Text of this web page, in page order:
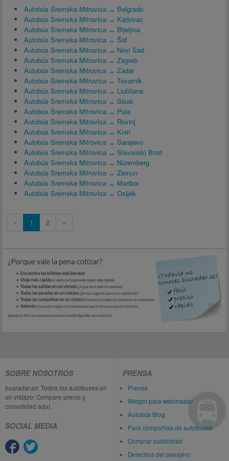
Autobús Sremska Mitrovica ↔ Belgrado
Autobús Sremska Mitrovica ↔ Karlovac
Autobús Sremska Mitrovica ↔ Bijeljina
Autobús Sremska Mitrovica ↔ Šid
Autobús Sremska Mitrovica ↔ Novi Sad
Autobús Sremska Mitrovica ↔ Zagreb
Autobús Sremska Mitrovica ↔ Zadar
Autobús Sremska Mitrovica ↔ Tovarnik
Autobús Sremska Mitrovica ↔ Liubliana
Autobús Sremska Mitrovica ↔ Sisak
Autobús Sremska Mitrovica ↔ Pula
Autobús Sremska Mitrovica ↔ Rovinj
Autobús Sremska Mitrovica ↔ Knin
Autobús Sremska Mitrovica ↔ Sarajevo
Autobús Sremska Mitrovica ↔ Slavonski Brod
Autobús Sremska Mitrovica ↔ Núremberg
Autobús Sremska Mitrovica ↔ Zemun
Autobús Sremska Mitrovica ↔ Maribor
Autobús Sremska Mitrovica ↔ Osijek
« 1 2 »
SOBRE NOSOTROS
busradar.es: Todos los autobuses en
un vistazo: Compare precio y
comodidad aquí.
SOCIAL MEDIA
PRENSA
Prensa
Widget para webmaster
Autobús Blog
Para compañías de autobuses
Comprar publicidad
Derechos del pasajero